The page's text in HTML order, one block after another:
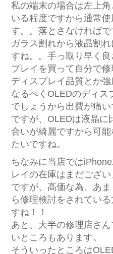
私の端末の場合は左上
いる程度ですから通常
す。。落とさなければで
ガラス割れから液晶割
すね。。手っ取り早く
プレイを買って自分で修
ディスプレイ品質とか
なるべくOLEDのディス
でしょうから出費が痛い
ですが、OLEDは液晶に
合いが綺麗ですから可
たいですね。
ちなみに当店では
レイの在庫はまだござい
ですが、高価な為、あ
ら修理検討をされてい
すね！！
あと、大半の修理店さ
いところもあります。
そういったところは